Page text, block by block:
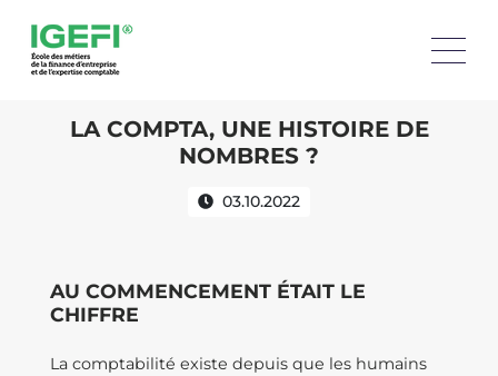
LA COMPTA, UNE HISTOIRE DE
NOMBRES ?
03.10.2022
AU COMMENCEMENT ÉTAIT LE
CHIFFRE
La comptabilité existe depuis que les humains